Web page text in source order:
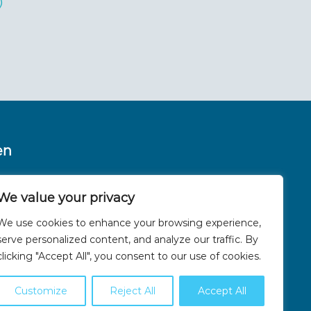
value your privacy
use cookies to enhance your browsing experience,
personalized content, and analyze our traffic. By
"Accept All", you consent to our use of cookies.
Customize Reject All Accept All